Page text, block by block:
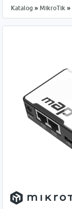
Katalog » MikroTik »